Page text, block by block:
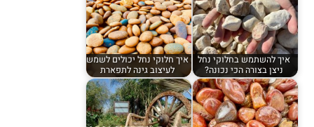
איך להשתמש בחלוקי נחל
ניצן בצורה הכי נכונה?
איך חלוקי נחל יכולים לשמש
לעיצוב גינה לתפארת